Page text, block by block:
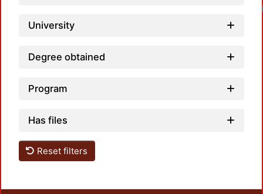
University
Degree obtained
Program
Has files
Reset filters